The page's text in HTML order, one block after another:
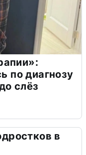
по диагнозу
слёз
в